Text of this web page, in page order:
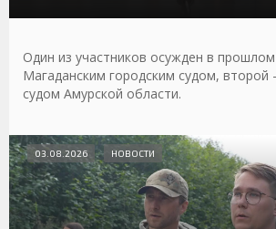
Один из участников осужден в
Магаданским городским судом,
судом Амурской области.
03.08.2026 НОВОСТИ